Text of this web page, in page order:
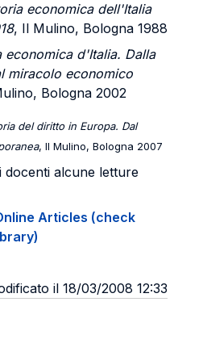
economica dell'Italia
, Il Mulino, Bologna 1988
economica d'Italia. Dalla
miracolo economico
Bologna 2002
del diritto in Europa. Dal
, Il Mulino, Bologna 2007
docenti alcune letture
Articles (check
il 18/03/2008 12:33